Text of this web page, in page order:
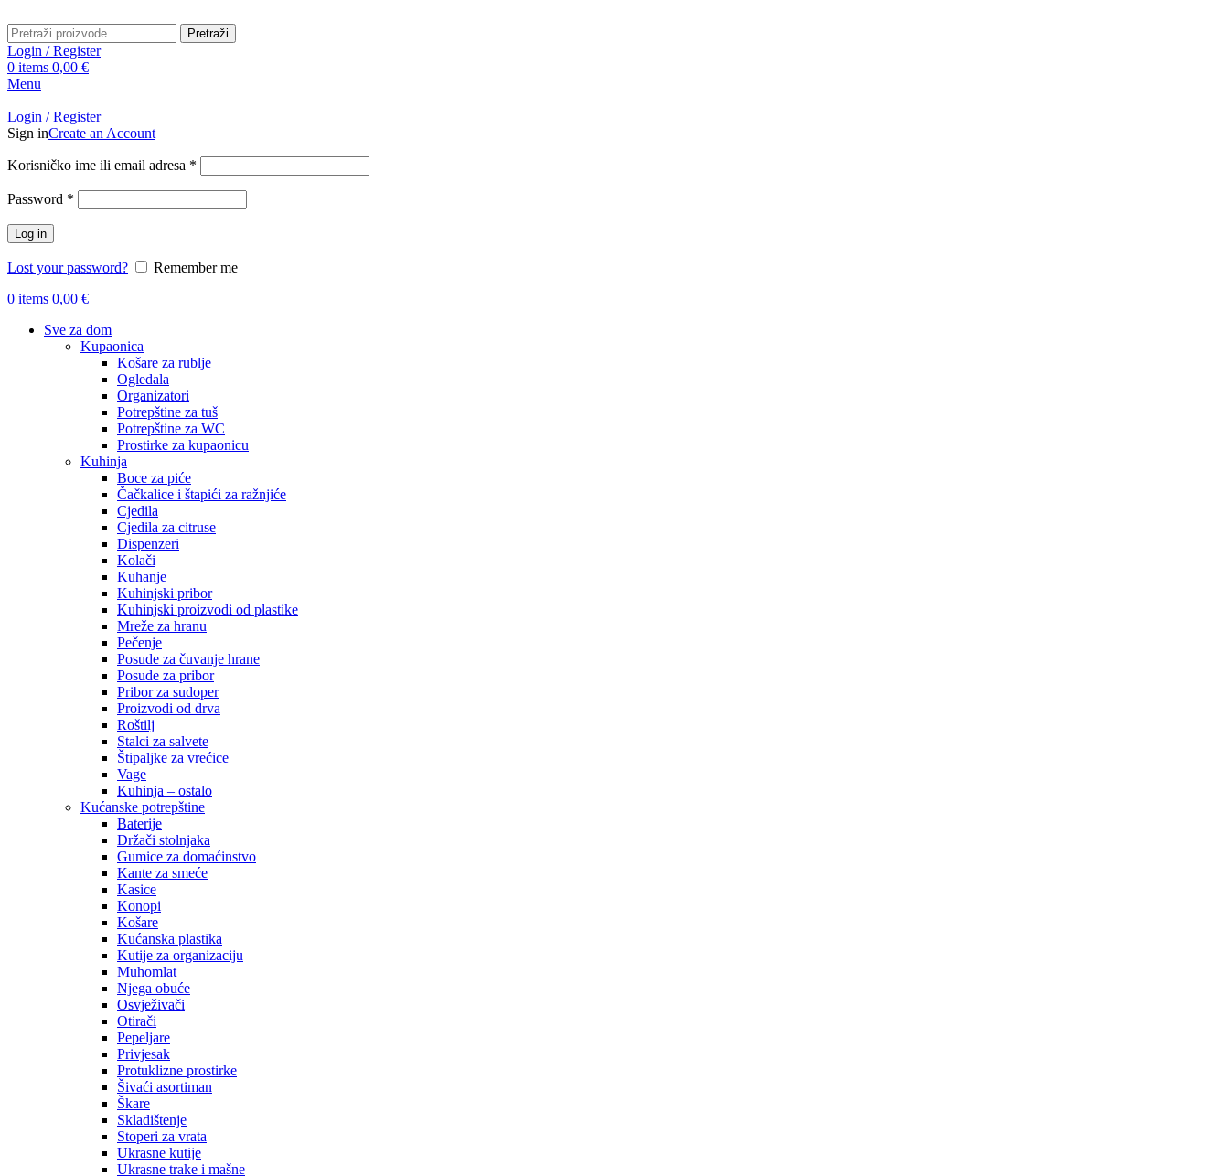
Pretraži
Login / Register
0 items 0,00 €
Menu
Login / Register
Sign inCreate an Account
Korisničko ime ili email adresa *
Password *
Log in
Lost your password?
Remember me
0 items 0,00 €
Sve za dom
Kupaonica
Košare za rublje
Ogledala
Organizatori
Potrepštine za tuš
Potrepštine za WC
Prostirke za kupaonicu
Kuhinja
Boce za piće
Čačkalice i štapići za ražnjiće
Cjedila
Cjedila za citruse
Dispenzeri
Kolači
Kuhanje
Kuhinjski pribor
Kuhinjski proizvodi od plastike
Mreže za hranu
Pečenje
Posude za čuvanje hrane
Posude za pribor
Pribor za sudoper
Proizvodi od drva
Roštilj
Stalci za salvete
Štipaljke za vrećice
Vage
Kuhinja – ostalo
Kućanske potrepštine
Baterije
Držači stolnjaka
Gumice za domaćinstvo
Kante za smeće
Kasice
Konopi
Košare
Kućanska plastika
Kutije za organizaciju
Muhomlat
Njega obuće
Osvježivači
Otirači
Pepeljare
Privjesak
Protuklizne prostirke
Šivaći asortiman
Škare
Skladištenje
Stoperi za vrata
Ukrasne kutije
Ukrasne trake i mašne